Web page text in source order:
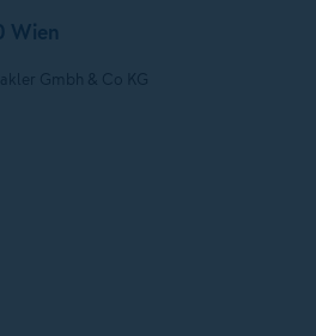
Wien
Gmbh & Co KG